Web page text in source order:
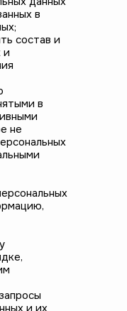
в
состав и
и
в
не
и их